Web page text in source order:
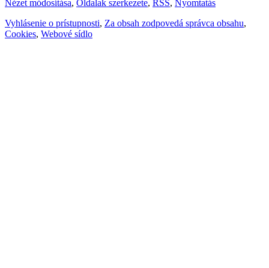
Nézet módosítása, Oldalak szerkezete, RSS, Nyomtatás
Vyhlásenie o prístupnosti, Za obsah zodpovedá správca obsahu,
Cookies, Webové sídlo